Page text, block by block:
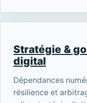
Stratégie &
digital
Dépendances
résilience et